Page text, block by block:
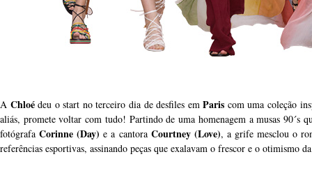
A Chloédeu o start no terceiro dia de desfiles emParis com uma coleção
aliás, promete voltar com tudo! Partindo de uma homenagem a musas 90´s
fotógrafaCorinne (Day) e a cantora Courtney (Love), a grife mesclou o
referências esportivas, assinando peças que exalavam o frescor e o otimismo